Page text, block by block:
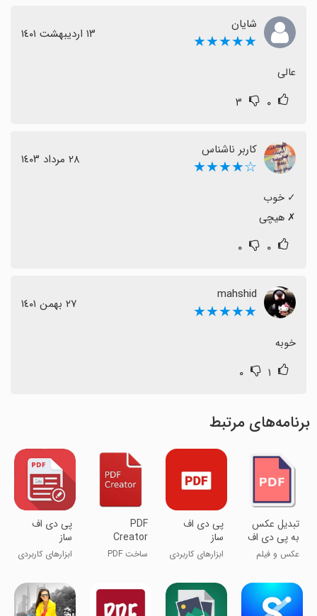
شایان
★★★★★ ١٣ اردیبهشت ١٤٠١
عالی
۰ ۳
کاربر ناشناس
☆★★★★ ٢٨ مرداد ١٤٠٣
‏✗ هیچی
۰ ۰
mahshid
★★★★★ ٢٧ بهمن ١٤٠١
خوبه
۱ ۰
برنامه‌های مرتبط
تبدیل عکس
به پی دی اف
عکس و فیلم
پی دی اف
ساز
ابزارهای کاربردی
PDF
Creator
ساخت PDF
پی دی اف
ساز
ابزارهای کاربردی